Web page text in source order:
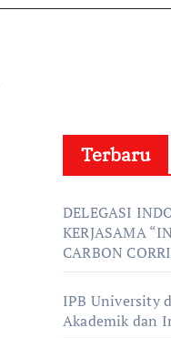
Terbaru
DELEGASI
KERJASAMA
CARBON
IPB University
Akademik dan